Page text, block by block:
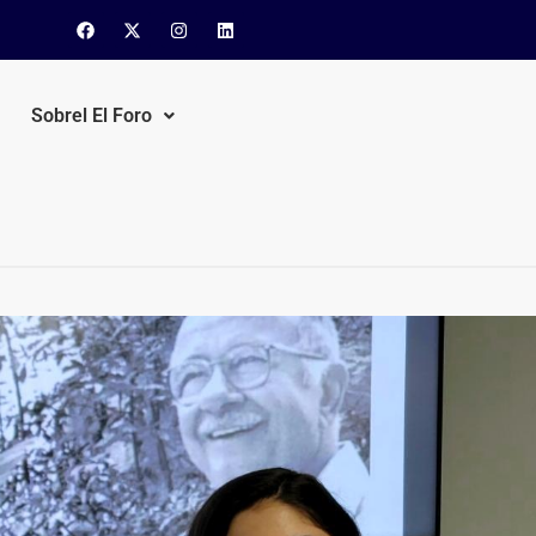
Sobrel El Foro